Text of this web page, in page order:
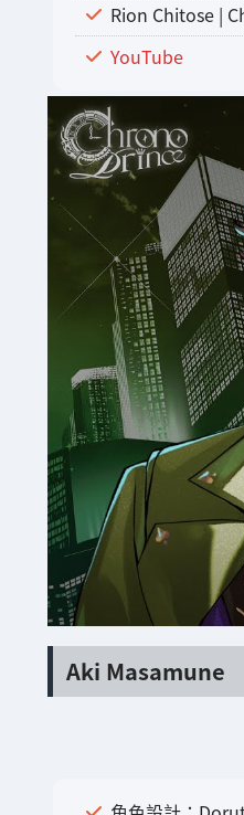
Rion Chitose |
YouTube
Aki Masamune